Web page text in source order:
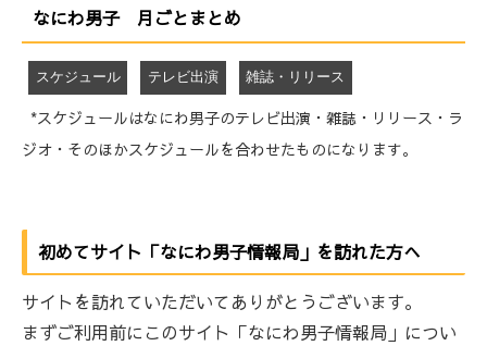
なにわ男子 月ごとまとめ
スケジュール テレビ出演 雑誌・リリース
*スケジュールはなにわ男子のテレビ出演・雑誌・リリース・ラ
ジオ・そのほかスケジュールを合わせたものになります。
初めてサイト「なにわ男子情報局」を訪れた方へ
サイトを訪れていただいてありがとうございます。
まずご利用前にこのサイト「なにわ男子情報局」につい